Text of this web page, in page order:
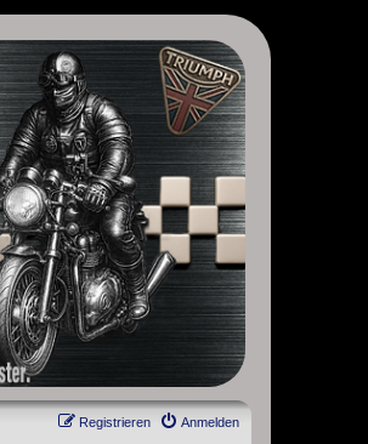
Twin, Street Scrambler, Street Twin,
Anmelden
Registrieren